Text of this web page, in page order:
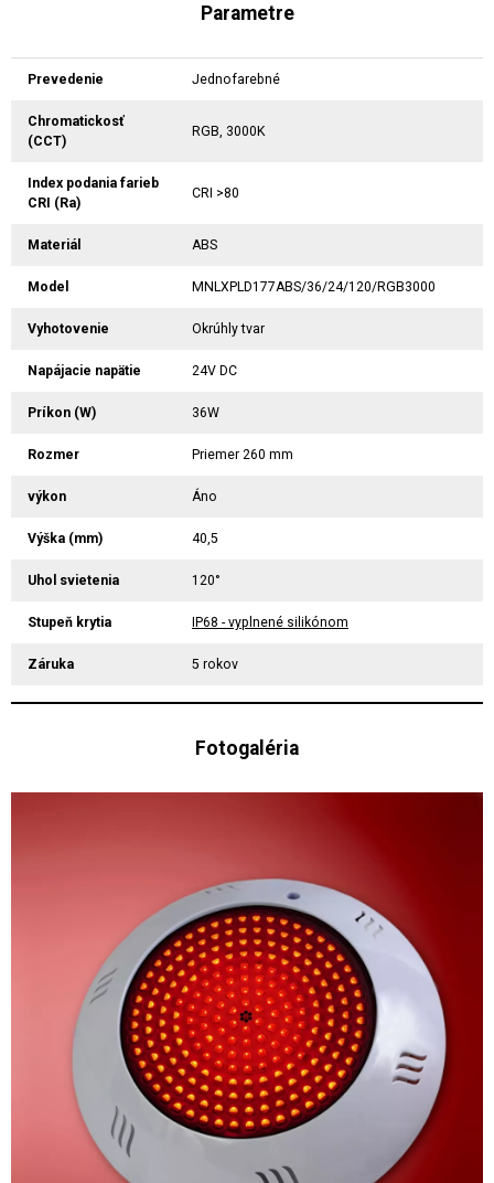
Parametre
Prevedenie Jednofarebné
Chromatickosť
(CCT)
RGB, 3000K
Index podania farieb
CRI (Ra)
CRI >80
Materiál ABS
Model MNLXPLD177ABS/36/24/120/RGB3000
Vyhotovenie Okrúhly tvar
Napájacie napätie 24V DC
Príkon (W) 36W
Rozmer Priemer 260 mm
výkon Áno
Výška (mm) 40,5
Uhol svietenia 120°
Stupeň krytia IP68 - vyplnené silikónom
Záruka 5 rokov
Fotogaléria